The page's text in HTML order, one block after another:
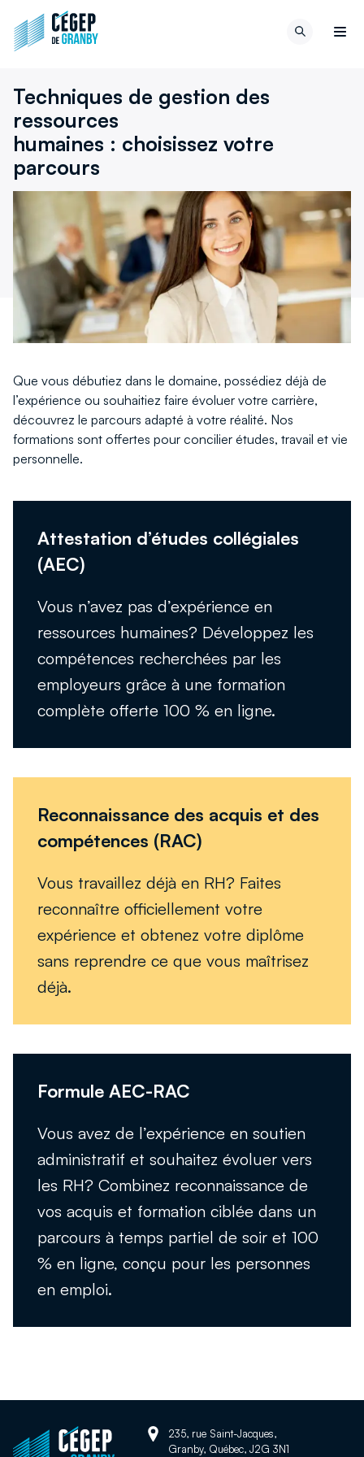
Aller au contenu
d'accueil
du
site
Techniques de gestion des
ressources
humaines : choisissez votre
parcours
Que vous débutiez dans le domaine, possédiez déjà de
l’expérience ou souhaitiez faire évoluer votre carrière,
découvrez le parcours adapté à votre réalité. Nos
formations sont offertes pour concilier études, travail et vie
personnelle.
Attestation d’études collégiales
(AEC)
Vous n’avez pas d’expérience en
ressources humaines? Développez les
compétences recherchées par les
employeurs grâce à une formation
complète offerte 100 % en ligne.
Reconnaissance des acquis et des
compétences (RAC)
Vous travaillez déjà en RH? Faites
reconnaître officiellement votre
expérience et obtenez votre diplôme
sans reprendre ce que vous maîtrisez
déjà.
Formule AEC-RAC
Vous avez de l’expérience en soutien
administratif et souhaitez évoluer vers
les RH? Combinez reconnaissance de
vos acquis et formation ciblée dans un
parcours à temps partiel de soir et 100
% en ligne, conçu pour les personnes
en emploi.
RetourAdresse:235, rue Saint-Jacques,
Granby, Québec, J2G 3N1